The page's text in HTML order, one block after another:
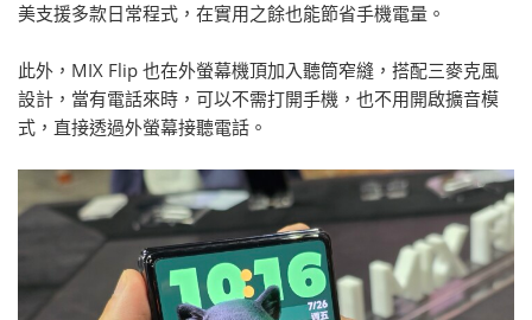
美支援多款日常程式，在實用之餘也能節省手機電量。
此外，MIX Flip 也在外螢幕機頂加入聽筒窄縫，搭配三麥克風
設計，當有電話來時，可以不需打開手機，也不用開啟擴音模
式，直接透過外螢幕接聽電話。